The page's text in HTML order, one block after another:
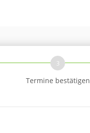
3
Termine bestätigen